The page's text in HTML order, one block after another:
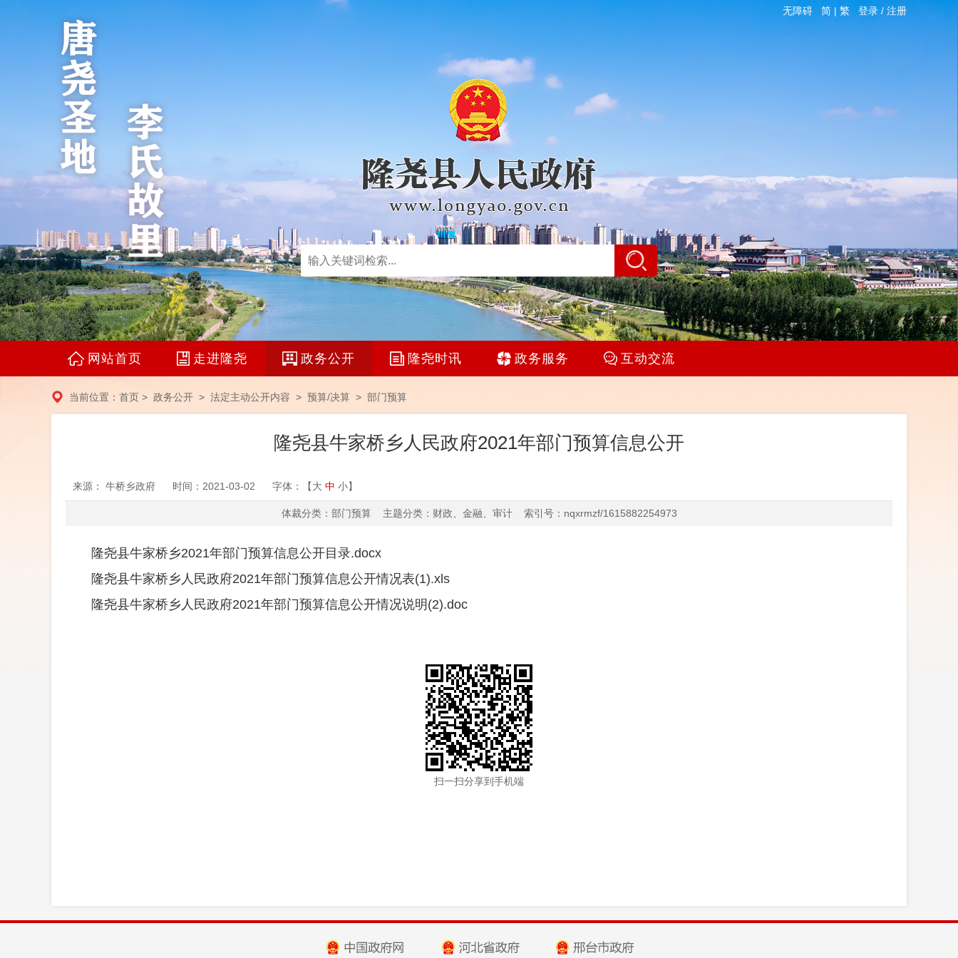
无障碍 简 |繁 登录/ 注册
网站首页 走进隆尧 政务公开 隆尧时讯 政务服务 互动交流
当前位置： 首页 > 政务公开 > 法定主动公开内容 > 预算/决算 > 部门预算
隆尧县牛家桥乡人民政府2021年部门预算信息公开
来源： 牛桥乡政府 时间：2021-03-02 字体：【大 中 小】
体裁分类：部门预算 主题分类：财政、金融、审计 索引号：nqxrmzf/1615882254973
隆尧县牛家桥乡2021年部门预算信息公开目录.docx
隆尧县牛家桥乡人民政府2021年部门预算信息公开情况表(1).xls
隆尧县牛家桥乡人民政府2021年部门预算信息公开情况说明(2).doc
扫一扫分享到手机端